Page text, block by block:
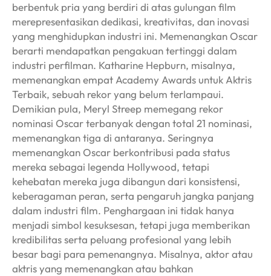
berbentuk pria yang berdiri di atas gulungan film
merepresentasikan dedikasi, kreativitas, dan inovasi
yang menghidupkan industri ini. Memenangkan Oscar
berarti mendapatkan pengakuan tertinggi dalam
industri perfilman. Katharine Hepburn, misalnya,
memenangkan empat Academy Awards untuk Aktris
Terbaik, sebuah rekor yang belum terlampaui.
Demikian pula, Meryl Streep memegang rekor
nominasi Oscar terbanyak dengan total 21 nominasi,
memenangkan tiga di antaranya. Seringnya
memenangkan Oscar berkontribusi pada status
mereka sebagai legenda Hollywood, tetapi
kehebatan mereka juga dibangun dari konsistensi,
keberagaman peran, serta pengaruh jangka panjang
dalam industri film. Penghargaan ini tidak hanya
menjadi simbol kesuksesan, tetapi juga memberikan
kredibilitas serta peluang profesional yang lebih
besar bagi para pemenangnya. Misalnya, aktor atau
aktris yang memenangkan atau bahkan